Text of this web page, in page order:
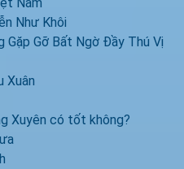
Như Khôi
Gặp Gỡ Bất Ngờ Đầy Thú Vị
Xuân
Xuyên có tốt không?